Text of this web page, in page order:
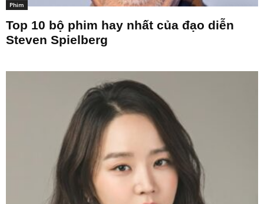
Phim
Top 10 bộ phim hay nhất của đạo diễn
Steven Spielberg